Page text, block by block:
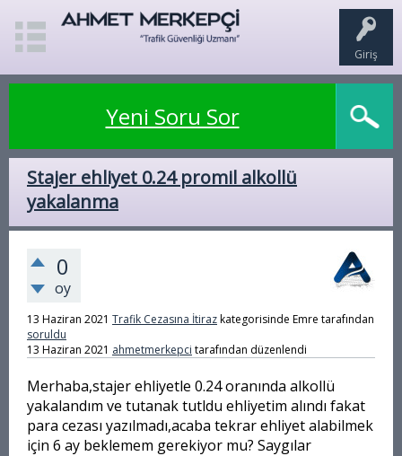
Giriş
Yeni Soru Sor
Stajer ehliyet 0.24 promil alkollü
yakalanma
0
oy
13 Haziran 2021 Trafik Cezasına İtirazkategorisinde Emre tarafından
soruldu
13 Haziran 2021 ahmetmerkepci tarafından düzenlendi
Merhaba,stajer ehliyetle 0.24 oranında alkollü
yakalandım ve tutanak tutldu ehliyetim alındı fakat
para cezası yazılmadı,acaba tekrar ehliyet alabilmek
için 6 ay beklemem gerekiyor mu? Saygılar